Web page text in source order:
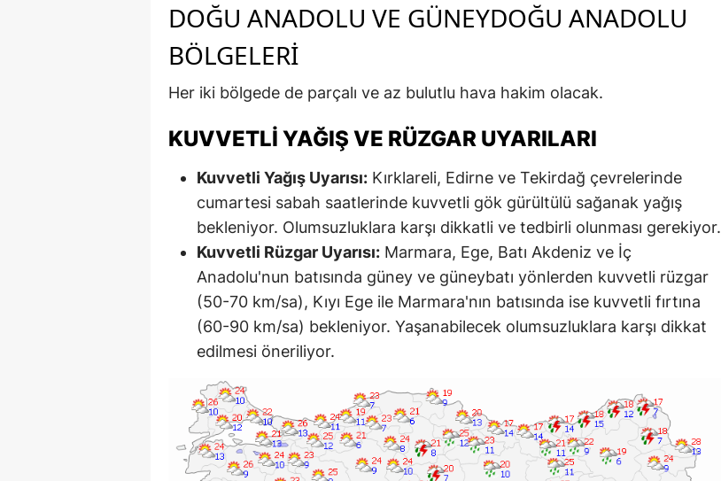
DOĞU ANADOLU VE GÜNEYDOĞU ANADOLU
BÖLGELERI
Her iki bölgede de parçalı ve az bulutlu hava hakim olacak.
KUVVETLI YAĞIŞ VE RÜZGAR UYARILARI
Kuvvetli Yağış Uyarısı: Kırklareli, Edirne ve Tekirdağ çevrelerinde
cumartesi sabah saatlerinde kuvvetli gök gürültülü sağanak yağış
bekleniyor. Olumsuzluklara karşı dikkatli ve tedbirli olunması gerekiyor.
Kuvvetli Rüzgar Uyarısı: Marmara, Ege, Batı Akdeniz ve İç
Anadolu'nun batısında güney ve güneybatı yönlerden kuvvetli rüzgar
(50-70 km/sa), Kıyı Ege ile Marmara'nın batısında ise kuvvetli fırtına
(60-90 km/sa) bekleniyor. Yaşanabilecek olumsuzluklara karşı dikkat
edilmesi öneriliyor.